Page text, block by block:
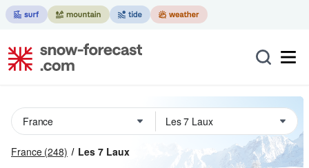
France (248) Les 7 Laux